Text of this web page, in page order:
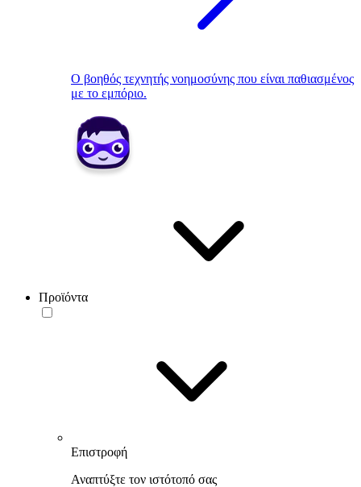
Ο βοηθός τεχνητής νοημοσύνης που είναι παθιασμένος
με το εμπόριο.
Προϊόντα
Επιστροφή
Αναπτύξτε τον ιστότοπό σας